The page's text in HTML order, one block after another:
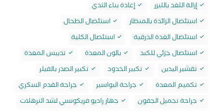
إزالة اللغد بالليزر
إعادة بناء الثدي
استئصال الزائدة بالمنظار
استئصال الطحال
استئصال الغدة الدرقية
استئصال الكلية
استئصال جزئي للكبد
بالون المعدة
تدبيس المعدة
تقشير اليدين
تكبير الخدود
تكبير الصدر بالفيلر
تكميم المعدة
جراحة البواسير
جراحة القدم السكري
جراحة تجميل الجفون
جهاز راديو فريكونسي لشد الترهلات